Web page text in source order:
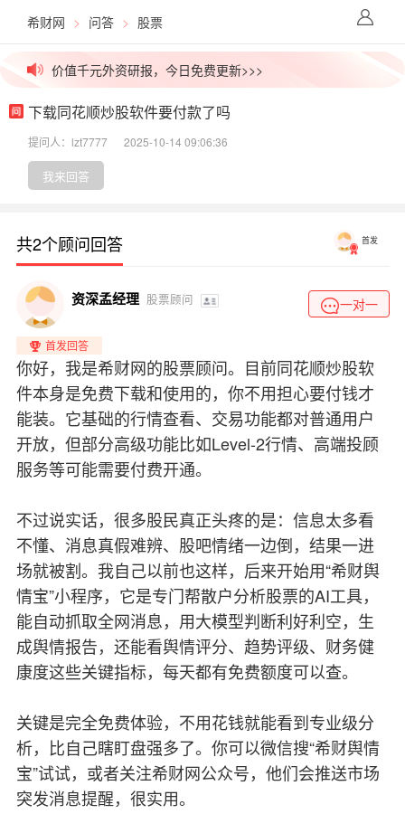
希财网 > 问答 > 股票
外媒视角解盘，看透主力资金>>>
价值千元外资研报，今日免费更新>>>
高盛/大摩内部PDF，无删减下载>>>
拒绝信息差！一手英文研报解锁>>>
吃瓜！今日股市小作文已汇总>>>
外媒视角解盘，看透主力资金>>>
价值千元外资研报，今日免费更新>>>
下载同花顺炒股软件要付款了吗
提问人：lzt7777 2025-10-14 09:06:36
我来回答
共2个顾问回答 首发
资深孟经理 股票顾问 一对一
首发回答
你好，我是希财网的股票顾问。目前同花顺炒股软
件本身是免费下载和使用的，你不用担心要付钱才
能装。它基础的行情查看、交易功能都对普通用户
开放，但部分高级功能比如Level-2行情、高端投顾
服务等可能需要付费开通。
不过说实话，很多股民真正头疼的是：信息太多看
不懂、消息真假难辨、股吧情绪一边倒，结果一进
场就被割。我自己以前也这样，后来开始用“希财舆
情宝”小程序，它是专门帮散户分析股票的AI工具，
能自动抓取全网消息，用大模型判断利好利空，生
成舆情报告，还能看舆情评分、趋势评级、财务健
康度这些关键指标，每天都有免费额度可以查。
关键是完全免费体验，不用花钱就能看到专业级分
析，比自己瞎盯盘强多了。你可以微信搜“希财舆情
宝”试试，或者关注希财网公众号，他们会推送市场
突发消息提醒，很实用。